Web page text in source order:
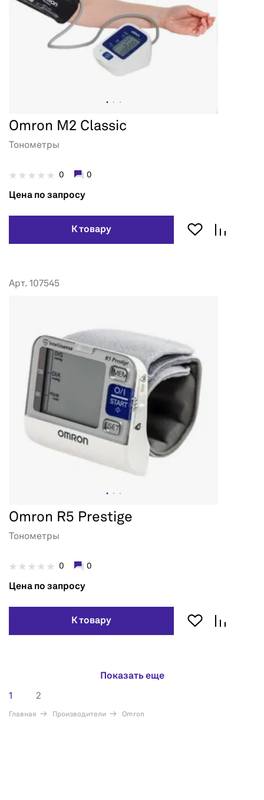
Omron M2 Classic
Тонометры
0 0
Цена по запросу
К товару
Арт. 107545
Omron R5 Prestige
Тонометры
0 0
Цена по запросу
К товару
Показать еще
1 2
Главная Производители Omron